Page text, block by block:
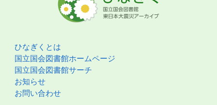
ひなぎくとは
国立国会図書館ホームページ
国立国会図書館サーチ
お知らせ
お問い合わせ